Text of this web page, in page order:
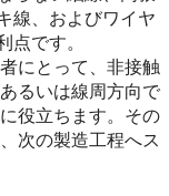
線、およびワイヤ
です。
にとって、非接触
るいは線周方向で
役立ちます。その
次の製造工程へス